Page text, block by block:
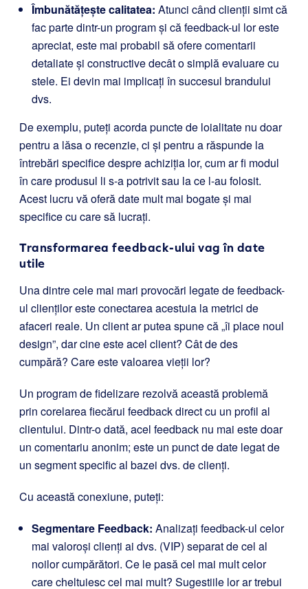
Îmbunătățește calitatea: Atunci când clienții simt că
fac parte dintr-un program și că feedback-ul lor este
apreciat, este mai probabil să ofere comentarii
detaliate și constructive decât o simplă evaluare cu
stele. Ei devin mai implicați în succesul brandului
dvs.
De exemplu, puteți acorda puncte de loialitate nu doar
pentru a lăsa o recenzie, ci și pentru a răspunde la
întrebări specifice despre achiziția lor, cum ar fi modul
în care produsul li s-a potrivit sau la ce l-au folosit.
Acest lucru vă oferă date mult mai bogate și mai
specifice cu care să lucrați.
Transformarea feedback-ului vag în date
utile
Una dintre cele mai mari provocări legate de feedback-
ul clienților este conectarea acestuia la metrici de
afaceri reale. Un client ar putea spune că „îi place noul
design”, dar cine este acel client? Cât de des
cumpără? Care este valoarea vieții lor?
Un program de fidelizare rezolvă această problemă
prin corelarea fiecărui feedback direct cu un profil al
clientului. Dintr-o dată, acel feedback nu mai este doar
un comentariu anonim; este un punct de date legat de
un segment specific al bazei dvs. de clienți.
Cu această conexiune, puteți:
Segmentare Feedback: Analizați feedback-ul celor
mai valoroși clienți ai dvs. (VIP) separat de cel al
noilor cumpărători. Ce le pasă cel mai mult celor
care cheltuiesc cel mai mult? Sugestiile lor ar trebui